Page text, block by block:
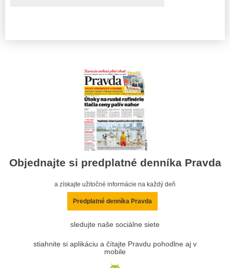
Objednajte si predplatné denníka Pravda
a získajte užitočné informácie na každý deň
Predplatné denníka Pravda
sledujte naše sociálne siete
stiahnite si aplikáciu a čítajte Pravdu pohodlne aj v
mobile